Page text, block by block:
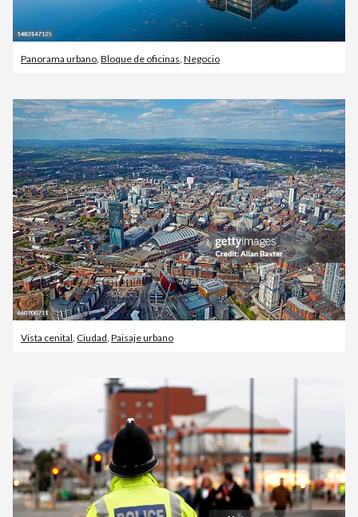
Panorama urbano, Bloque de oficinas, Negocio
Vista cenital, Ciudad, Paisaje urbano